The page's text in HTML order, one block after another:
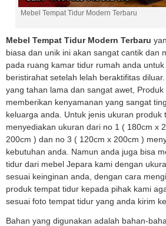
Mebel Tempat Tidur Modern Terbaru
Mebel Tempat Tidur Modern Terbaru
biasa dan unik ini akan sangat cantik dan
pada ruang kamar tidur rumah anda
beristirahat setelah lelah beraktifitas
yang tahan lama dan sangat awet,
memberikan kenyamanan yang sangat
keluarga anda. Untuk jenis ukuran produk
menyediakan ukuran dari no 1 ( 180cm x
200cm ) dan no 3 ( 120cm x 200cm )
kebutuhan anda. Namun anda juga bisa
tidur dari mebel Jepara kami dengan
sesuai keinginan anda, dengan cara
produk tempat tidur kepada pihak kami
sesuai foto tempat tidur yang anda kirim
Bahan yang digunakan adalah bahan-